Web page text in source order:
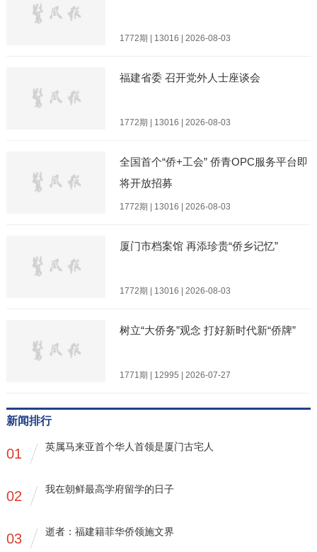
1772期 | 13016 | 2026-08-03
福建省委 召开党外人士座谈会
1772期 | 13016 | 2026-08-03
全国首个“侨+工会” 侨青OPC服务平台即
将开放招募
1772期 | 13016 | 2026-08-03
厦门市档案馆 再添珍贵“侨乡记忆”
1772期 | 13016 | 2026-08-03
树立“大侨务”观念 打好新时代新“侨牌”
1771期 | 12995 | 2026-07-27
新闻排行
01 英属马来亚首个华人首领是厦门古宅人
02 我在朝鲜最高学府留学的日子
03 逝者：福建籍菲华侨领施文界